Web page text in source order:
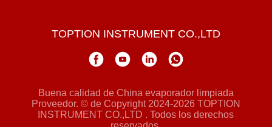
TOPTION INSTRUMENT CO.,LTD
Buena calidad de China evaporador limpiada
Proveedor. © de Copyright 2024-2026 TOPTION
INSTRUMENT CO.,LTD . Todos los derechos